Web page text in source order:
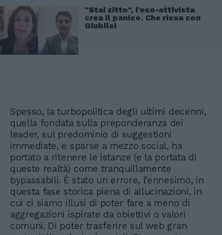
"Stai zitto", l'eco-attivista
crea il panico. Che rissa con
Giubilei
Spesso, la turbopolitica degli ultimi decenni,
quella fondata sulla preponderanza dei
leader, sul predominio di suggestioni
immediate, e sparse a mezzo social, ha
portato a ritenere le istanze (e la portata di
queste realtà) come tranquillamente
bypassabili. È stato un errore, l’ennesimo, in
questa fase storica piena di allucinazioni, in
cui ci siamo illusi di poter fare a meno di
aggregazioni ispirate da obiettivi o valori
comuni. Di poter trasferire sul web gran